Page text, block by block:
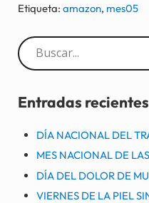
Etiqueta: amazon, mes05
Sidebar
Entradas recientes
DÍA NACIONAL DEL
MES NACIONAL DE
DÍA DEL DOLOR DE
VIERNES DE LA PIEL